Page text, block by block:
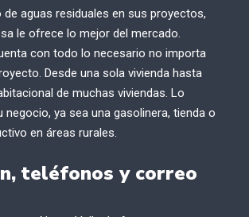
de aguas residuales en sus proyectos,
le ofrece lo mejor del mercado.
con todo lo necesario no importa
Desde una sola vivienda hasta
de muchas viviendas. Lo
negocio, ya sea una gasolinera, tienda o
en áreas rurales.
teléfonos y correo